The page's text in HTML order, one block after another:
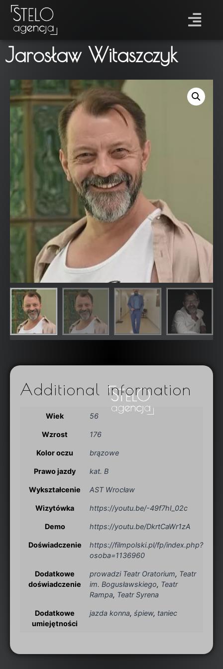
Jarosław Witaszczyk
Additional information
Wiek 56
Wzrost 176
Kolor oczu brązowe
Prawo jazdy kat. B
Wykształcenie AST Wrocław
Wizytówka https://youtu.be/-49f7hI_02c
Demo https://youtu.be/DkrtCaWr1zA
Doświadczenie
https://filmpolski.pl/fp/index.php?
osoba=1136960
Dodatkowe
doświadczenie
prowadzi Teatr Oratorium, Teatr
im. Bogusławskiego, Teatr
Rampa, Teatr Syrena
Dodatkowe
umiejętności
jazda konna, śpiew, taniec